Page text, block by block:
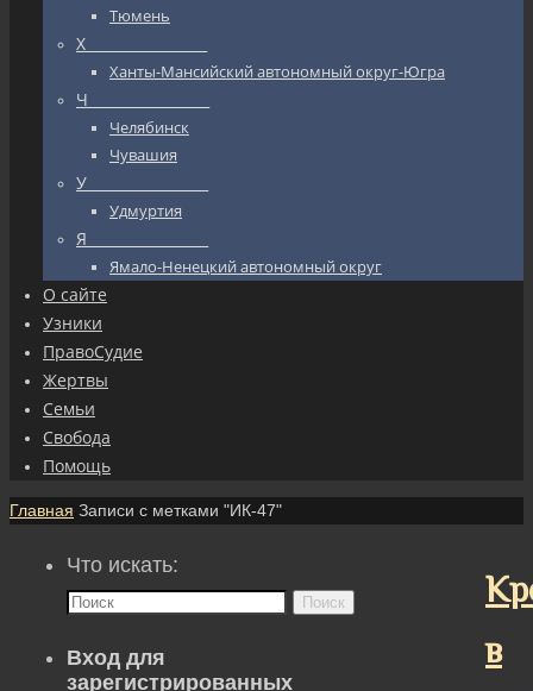
Тюмень
Х_________________
Ханты-Мансийский автономный округ-Югра
Ч_________________
Челябинск
Чувашия
У_________________
Удмуртия
Я_________________
Ямало-Ненецкий автономный округ
О сайте
Узники
ПравоСудие
Жертвы
Семьи
Свобода
Помощь
Главная Записи с метками "ИК-47"
в
Что искать:
Поиск
Вход для
зарегистрированных